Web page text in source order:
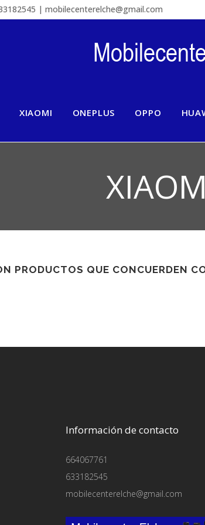
| mobilecenterelche@gmail.com
XIAOMI ONEPLUS OPPO
PRODUCTOS QUE CONCUERDEN
Información de contacto
664067761
633182545
mobilecenterelche@gmail.com